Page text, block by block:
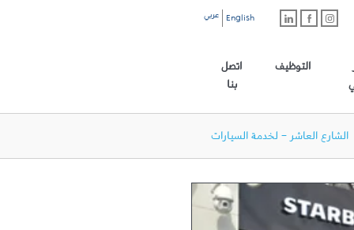
English عربي
التوظيف
اتصل
بنا
الشارع العاشر - لخدمة السيارات